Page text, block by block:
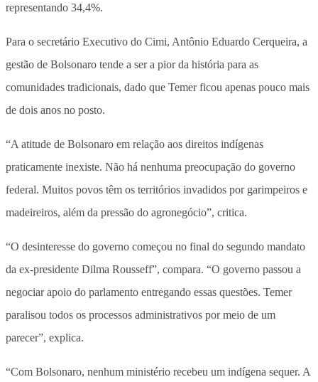
representando 34,4%.
Para o secretário Executivo do Cimi, Antônio Eduardo Cerqueira, a
gestão de Bolsonaro tende a ser a pior da história para as
comunidades tradicionais, dado que Temer ficou apenas pouco mais
de dois anos no posto.
“A atitude de Bolsonaro em relação aos direitos indígenas
praticamente inexiste. Não há nenhuma preocupação do governo
federal. Muitos povos têm os territórios invadidos por garimpeiros e
madeireiros, além da pressão do agronegócio”, critica.
“O desinteresse do governo começou no final do segundo mandato
da ex-presidente Dilma Rousseff”, compara. “O governo passou a
negociar apoio do parlamento entregando essas questões. Temer
paralisou todos os processos administrativos por meio de um
parecer”, explica.
“Com Bolsonaro, nenhum ministério recebeu um indígena sequer. A